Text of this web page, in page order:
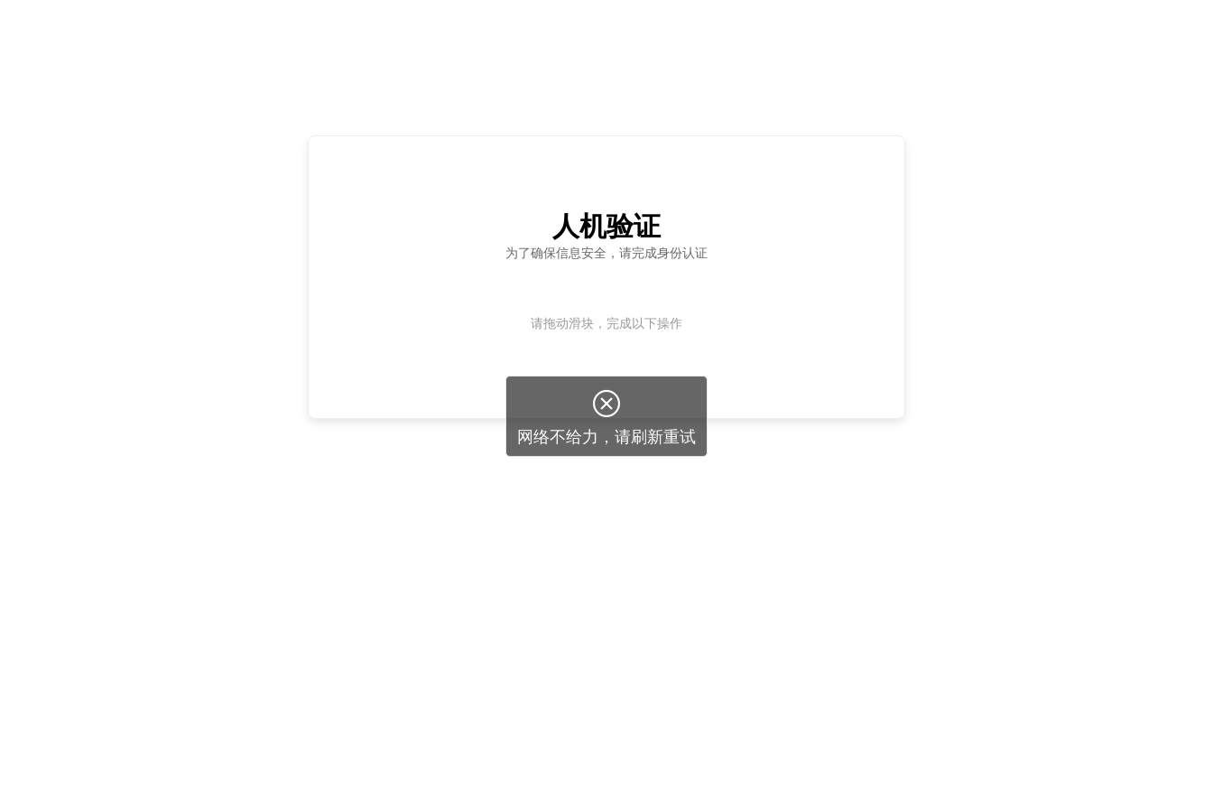
人机验证
为了确保信息安全，请完成身份认证
请拖动滑块，完成以下操作

网络不给力，请刷新重试